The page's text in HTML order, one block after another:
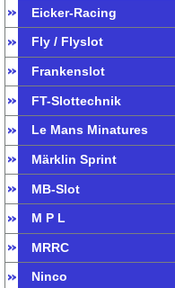
Eicker-Racing
Fly / Flyslot
Frankenslot
FT-Slottechnik
Le Mans Minatures
Märklin Sprint
MB-Slot
M P L
MRRC
Ninco